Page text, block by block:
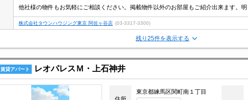
株式会社タウンハウジング東京 阿佐ヶ谷店 (03-3317-3300)
残り25件を表示する
賃貸アパート レオパレスＭ・上石神井
東京都練馬区関町南１丁目